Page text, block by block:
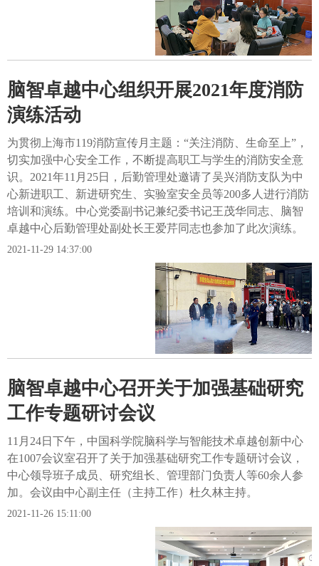
脑智卓越中心组织开展2021年度消防
演练活动
为贯彻上海市119消防宣传月主题：“关注消防、生命至上”，
切实加强中心安全工作，不断提高职工与学生的消防安全意
识。2021年11月25日，后勤管理处邀请了吴兴消防支队为中
心新进职工、新进研究生、实验室安全员等200多人进行消防
培训和演练。中心党委副书记兼纪委书记王茂华同志、脑智
卓越中心后勤管理处副处长王爱芹同志也参加了此次演练。
2021-11-29 14:37:00
脑智卓越中心召开关于加强基础研究
工作专题研讨会议
11月24日下午，中国科学院脑科学与智能技术卓越创新中心
在1007会议室召开了关于加强基础研究工作专题研讨会议，
中心领导班子成员、研究组长、管理部门负责人等60余人参
加。会议由中心副主任（主持工作）杜久林主持。
2021-11-26 15:11:00